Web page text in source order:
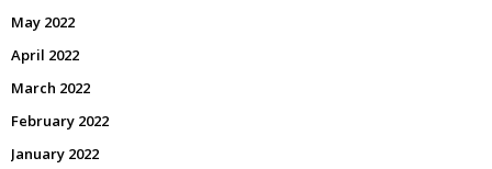
May 2022
April 2022
March 2022
February 2022
January 2022